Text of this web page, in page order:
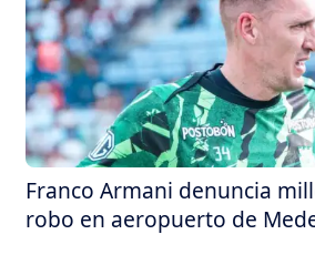
Franco Armani denuncia
robo en aeropuerto de